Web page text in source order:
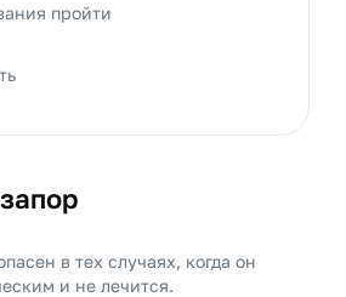
в тех случаях, когда он
и не лечится.
пройти